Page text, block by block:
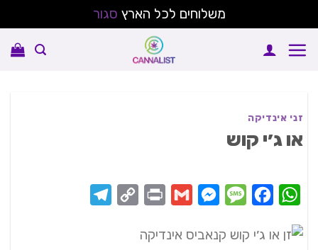
משלוחים לכל הארץ סגור
to
זני אינדיקה
או ג׳י קוש
WhatsApp
Facebook
Message
Messenger
Gmail
Print
Copy